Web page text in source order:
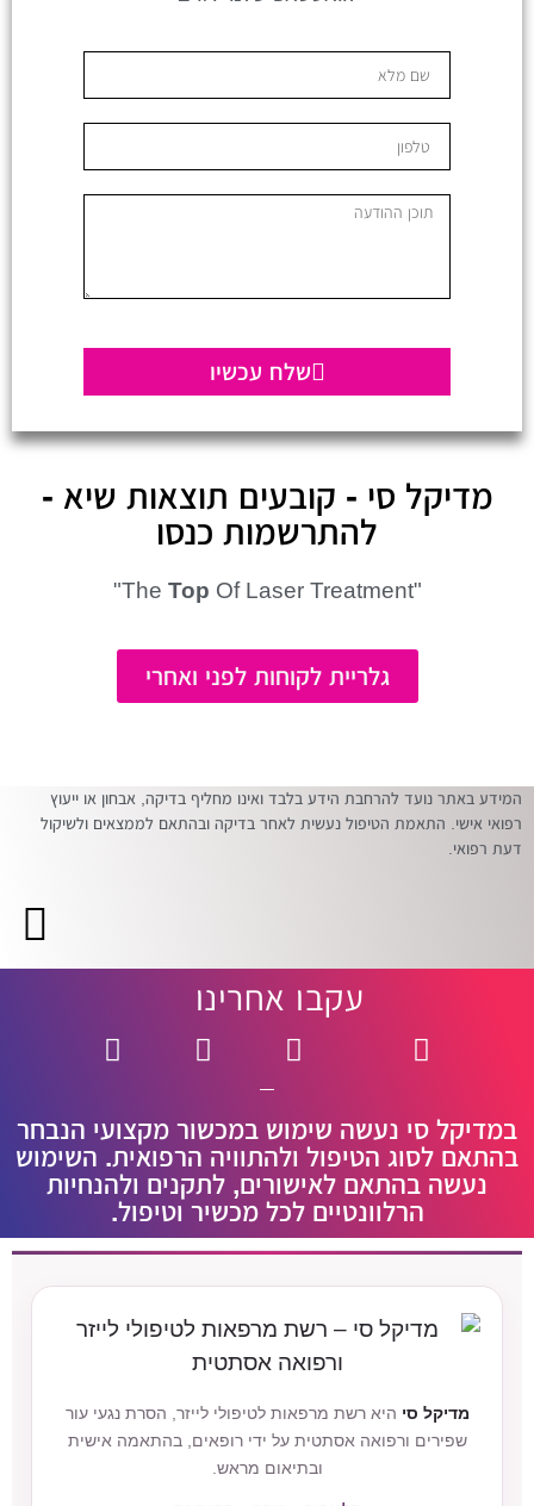
שלח עכשיו
מדיקל סי - קובעים תוצאות שיא -
להתרשמות כנסו
"The
Top Of Laser Treatment"
גלריית לקוחות לפני ואחרי
המידע באתר נועד להרחבת הידע בלבד ואינו מחליף בדיקה, אבחון או ייעוץ
רפואי אישי. התאמת הטיפול נעשית לאחר בדיקה ובהתאם לממצאים ולשיקול
דעת רפואי.
עקבו אחרינו
במדיקל סי נעשה שימוש במכשור מקצועי הנבחר
בהתאם לסוג הטיפול ולהתוויה הרפואית. השימוש
נעשה בהתאם לאישורים, לתקנים ולהנחיות
הרלוונטיים לכל מכשיר וטיפול.
מדיקל סיהיא רשת מרפאות לטיפולי לייזר, הסרת נגעי עור
שפירים ורפואה אסתטית על ידי רופאים, בהתאמה אישית
ובתיאום מראש.